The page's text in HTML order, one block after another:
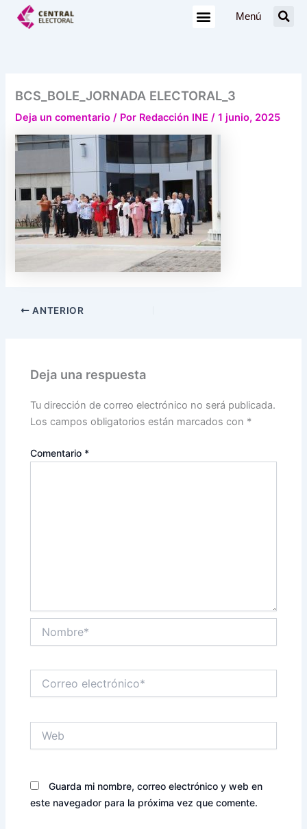
Menú
BCS_BOLE_JORNADA ELECTORAL_3
Deja un comentario / Por Redacción INE/1 junio, 2025
ANTERIOR
Deja una respuesta
Tu dirección de correo electrónico no será publicada.
Los campos obligatorios están marcados con *
Comentario *
electrónico*
Guarda mi nombre, correo electrónico y web en
este navegador para la próxima vez que comente.